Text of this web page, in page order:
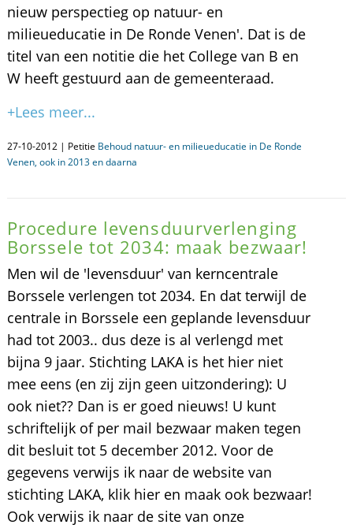
nieuw perspectieg op natuur- en
milieueducatie in De Ronde Venen'. Dat is de
titel van een notitie die het College van B en
W heeft gestuurd aan de gemeenteraad.
+Lees meer...
27-10-2012 | Petitie Behoud natuur- en milieueducatie in De Ronde
Venen, ook in 2013 en daarna
Procedure levensduurverlenging
Borssele tot 2034: maak bezwaar!
Men wil de 'levensduur' van kerncentrale
Borssele verlengen tot 2034. En dat terwijl de
centrale in Borssele een geplande levensduur
had tot 2003.. dus deze is al verlengd met
bijna 9 jaar. Stichting LAKA is het hier niet
mee eens (en zij zijn geen uitzondering): U
ook niet?? Dan is er goed nieuws! U kunt
schriftelijk of per mail bezwaar maken tegen
dit besluit tot 5 december 2012. Voor de
gegevens verwijs ik naar de website van
stichting LAKA, klik hier en maak ook bezwaar!
Ook verwijs ik naar de site van onze